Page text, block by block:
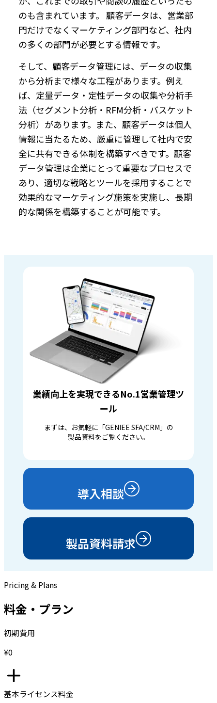
のも含まれています。 顧客データは、営業部
門だけでなくマーケティング部門など、社内
の多くの部門が必要とする情報です。
そして、顧客データ管理には、データの収集
から分析まで様々な工程があります。例え
ば、定量データ・定性データの収集や分析手
法（セグメント分析・RFM分析・バスケット
分析）があります。また、顧客データは個人
情報に当たるため、厳重に管理して社内で安
全に共有できる体制を構築すべきです。顧客
データ管理は企業にとって重要なプロセスで
あり、適切な戦略とツールを採用することで
効果的なマーケティング施策を実施し、長期
的な関係を構築することが可能です。
業績向上を実現できるNo.1営業管理ツ
ール
まずは、お気軽に「GENIEE SFA/CRM」の
製品資料をご覧ください。
導入相談
製品資料請求
Pricing & Plans
料金・プラン
初期費用
¥0
基本ライセンス料金